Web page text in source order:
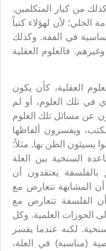
من كبار المتكلمين.
الحلي؛ لأن لهؤلاء كتباً
في الفقه. وكذلك
فالعلوم العقلية
العقلية، كأن يكون
في تلك العلوم، أو لم
عن مسائل تلك العلوم
ويفسرون ألفاظها
يسيئون الظن بها. مثلاً:
السنخية بين العلة
بالفلسفة يعتقدون أن
أن المشابهة تتعارض مع
الفلسفة تتعارض مع
الحوزات العلمية. وكل
لكنه عندما يفسر
(مناسبة) في العلة،